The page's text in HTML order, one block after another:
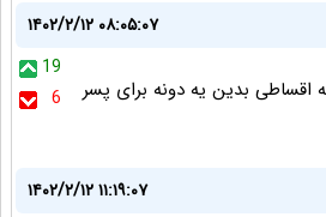
۱۴۰۲/۲/۱۲ ۰۸:۰۵:۰۷
19
6
اقساطی بدین یه دونه برای پسر
۱۴۰۲/۲/۱۲ ۱۱:۱۹:۰۷